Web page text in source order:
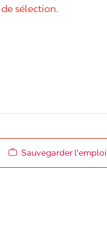
sélection.
Sauvegarder l'emploi